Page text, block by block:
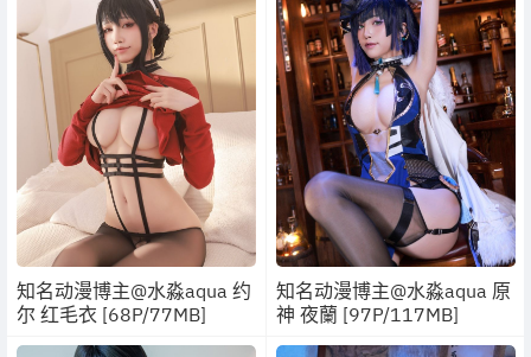
知名动漫博主@水淼aqua 约
尔 红毛衣 [68P/77MB]
知名动漫博主@水淼aqua 原
神 夜蘭 [97P/117MB]